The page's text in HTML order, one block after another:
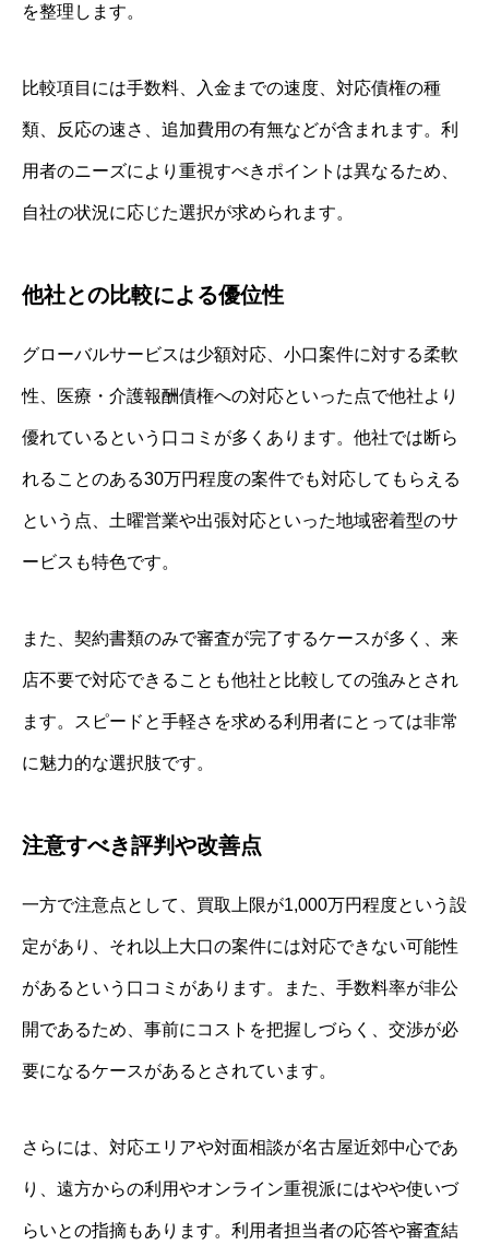
を整理します。
比較項目には手数料、入金までの速度、対応債権の種
類、反応の速さ、追加費用の有無などが含まれます。利
用者のニーズにより重視すべきポイントは異なるため、
自社の状況に応じた選択が求められます。
他社との比較による優位性
グローバルサービスは少額対応、小口案件に対する柔軟
性、医療・介護報酬債権への対応といった点で他社より
優れているという口コミが多くあります。他社では断ら
れることのある30万円程度の案件でも対応してもらえる
という点、土曜営業や出張対応といった地域密着型のサ
ービスも特色です。
また、契約書類のみで審査が完了するケースが多く、来
店不要で対応できることも他社と比較しての強みとされ
ます。スピードと手軽さを求める利用者にとっては非常
に魅力的な選択肢です。
注意すべき評判や改善点
一方で注意点として、買取上限が1,000万円程度という設
定があり、それ以上大口の案件には対応できない可能性
があるという口コミがあります。また、手数料率が非公
開であるため、事前にコストを把握しづらく、交渉が必
要になるケースがあるとされています。
さらには、対応エリアや対面相談が名古屋近郊中心であ
り、遠方からの利用やオンライン重視派にはやや使いづ
らいとの指摘もあります。利用者担当者の応答や審査結